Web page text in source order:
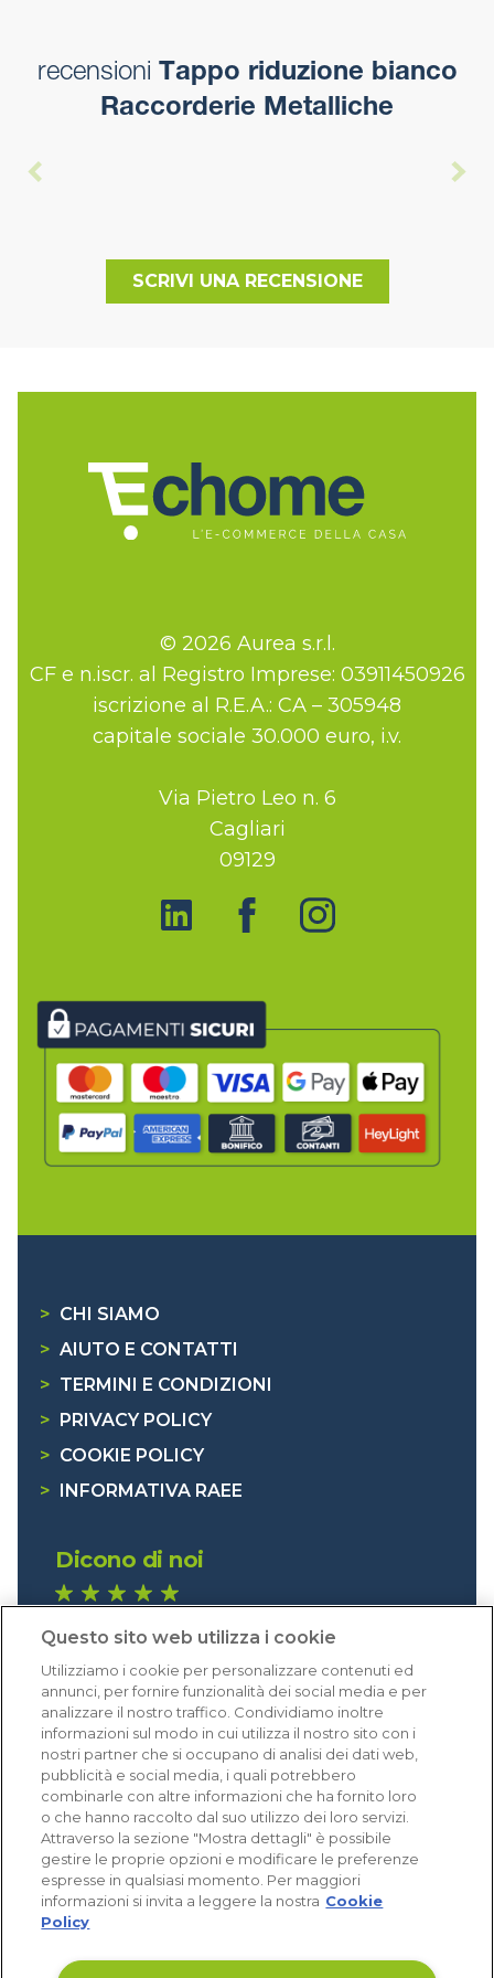
recensioni Tappo riduzione bianco
Raccorderie Metalliche
SCRIVI UNA RECENSIONE
© 2026 Aurea s.r.l.
CF e n.iscr. al Registro Imprese: 03911450926
iscrizione al R.E.A.: CA – 305948
capitale sociale 30.000 euro, i.v.
Via Pietro Leo n. 6
Cagliari
09129
> CHI SIAMO
> AIUTO E CONTATTI
> TERMINI E CONDIZIONI
>
PRIVACY POLICY
> COOKIE POLICY
>
INFORMATIVA RAEE
Dicono di noi
Eccellente (4,8)
Acquisti verificati
Questo sito web utilizza i cookie
Utilizziamo i cookie per personalizzare contenuti ed
annunci, per fornire funzionalità dei social media e per
analizzare il nostro traffico. Condividiamo inoltre
informazioni sul modo in cui utilizza il nostro sito con i
nostri partner che si occupano di analisi dei dati web,
pubblicità e social media, i quali potrebbero
combinarle con altre informazioni che ha fornito loro
o che hanno raccolto dal suo utilizzo dei loro servizi.
Attraverso la sezione "Mostra dettagli" è possibile
gestire le proprie opzioni e modificare le preferenze
espresse in qualsiasi momento. Per maggiori
informazioni si invita a leggere la nostra Cookie
Policy